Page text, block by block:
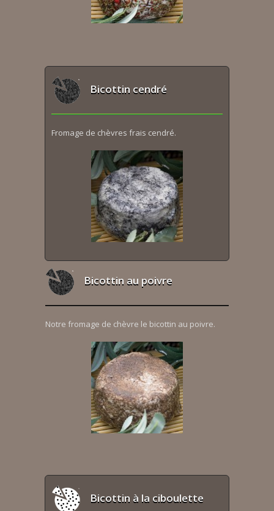
Bicottin cendré
Fromage de chèvres frais cendré.
Bicottin au poivre
Notre fromage de chèvre le bicottin au poivre.
Bicottin à la ciboulette